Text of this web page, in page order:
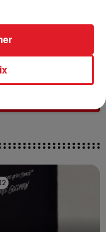
VIE, NOYÉ À